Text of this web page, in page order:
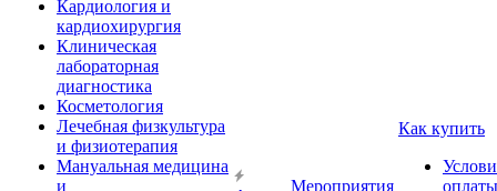
Кардиология и
кардиохирургия
Клиническая
лабораторная
диагностика
Косметология
Лечебная физкультура
и физиотерапия
Мануальная медицина
и
Мероприятия
Как купить
оплаты